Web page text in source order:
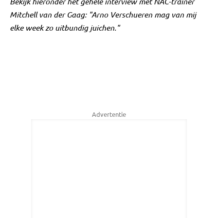
Mitchell van der Gaag: "Arno Verschueren mag van mij
elke week zo uitbundig juichen."
Advertentie